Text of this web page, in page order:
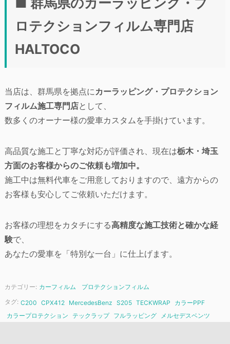
ロテクションフィルム専門店
HALTOCO
当店は、群馬県を拠点に カーラッピング・プロテクション
フィルム施工専門店として、
数多くのオーナー様の愛車カスタムを手掛けています。
高品質な施工と丁寧な対応が評価され、現在は栃木・埼玉
方面のお客様からのご依頼も増加中。
施工中は無料代車をご用意しておりますので、遠方からの
お客様も安心してご依頼いただけます。
お客様の理想をカタチにする高精度な施工技術と確かな経
験で、
あなたの愛車を「特別な一台」に仕上げます。
カテゴリー: カーフィルム
プロテクションフィルム
タグ: C200 CPX412 MercedesBenz S205 TECKWRAP
カラーPPF
カラープロテクション
テックラップ フルラッピング メルセデスベンツ